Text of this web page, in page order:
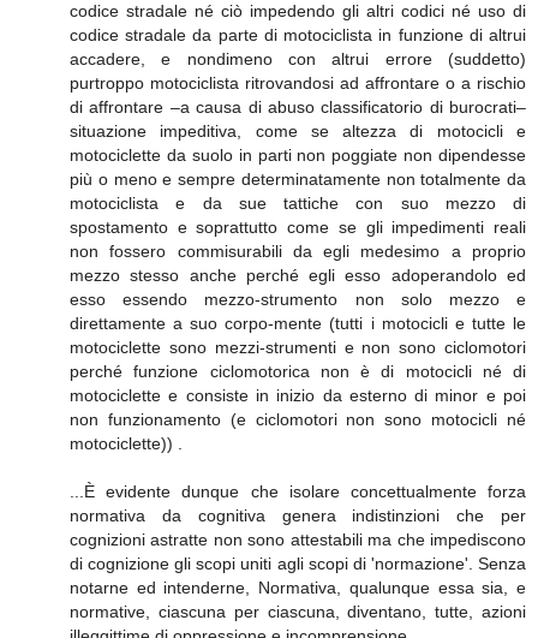
codice stradale né ciò impedendo gli altri codici né uso di
codice stradale da parte di motociclista in funzione di altrui
accadere, e nondimeno con altrui errore (suddetto)
purtroppo motociclista ritrovandosi ad affrontare o a rischio
di affrontare –a causa di abuso classificatorio di burocrati–
situazione impeditiva, come se altezza di motocicli e
motociclette da suolo in parti non poggiate non dipendesse
più o meno e sempre determinatamente non totalmente da
motociclista e da sue tattiche con suo mezzo di
spostamento e soprattutto come se gli impedimenti reali
non fossero commisurabili da egli medesimo a proprio
mezzo stesso anche perché egli esso adoperandolo ed
esso essendo mezzo-strumento non solo mezzo e
direttamente a suo corpo-mente (tutti i motocicli e tutte le
motociclette sono mezzi-strumenti e non sono ciclomotori
perché funzione ciclomotorica non è di motocicli né di
motociclette e consiste in inizio da esterno di minor e poi
non funzionamento (e ciclomotori non sono motocicli né
motociclette)) .
...È evidente dunque che isolare concettualmente forza
normativa da cognitiva genera indistinzioni che per
cognizioni astratte non sono attestabili ma che impediscono
di cognizione gli scopi uniti agli scopi di 'normazione'. Senza
notarne ed intenderne, Normativa, qualunque essa sia, e
normative, ciascuna per ciascuna, diventano, tutte, azioni